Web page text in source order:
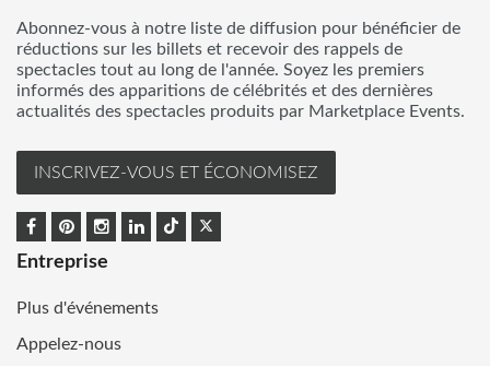
Abonnez-vous à notre liste de diffusion pour bénéficier de
réductions sur les billets et recevoir des rappels de
spectacles tout au long de l'année. Soyez les premiers
informés des apparitions de célébrités et des dernières
actualités des spectacles produits par Marketplace Events.
INSCRIVEZ-VOUS ET ÉCONOMISEZ
Entreprise
Plus d'événements
Appelez-nous